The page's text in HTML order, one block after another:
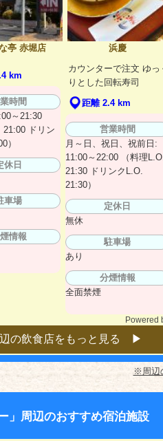
亭 赤堀店
km
時間
～21:30
21:00 ドリン
）
休日
車場
情報
浜慶
カウンターで注文 ゆっ
りとした回転寿司
距離 2.4 km
営業時間
月～日、祝日、祝前日:
11:00～22:00 （料理L.O.
21:30 ドリンクL.O.
21:30）
定休日
無休
駐車場
あり
分煙情報
全面禁煙
Powered
の飲食店をもっと見る ▶︎
※周辺
」周辺のおすすめ宿泊施設